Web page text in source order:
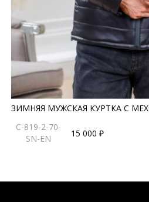
ЗИМНЯЯ МУЖСКАЯ КУРТКА С
C-819-2-70-
SN-EN
15 000 ₽